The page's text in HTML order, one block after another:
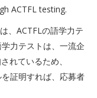
ACTFL testing.
、ACTFLの語学力テ
力テストは、一流企
れているため、
証明すれば、応募者